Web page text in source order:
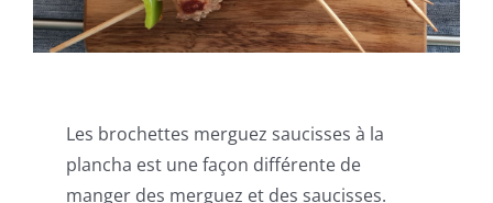
Les brochettes merguez saucisses à la
plancha est une façon différente de
manger des merguez et des saucisses.